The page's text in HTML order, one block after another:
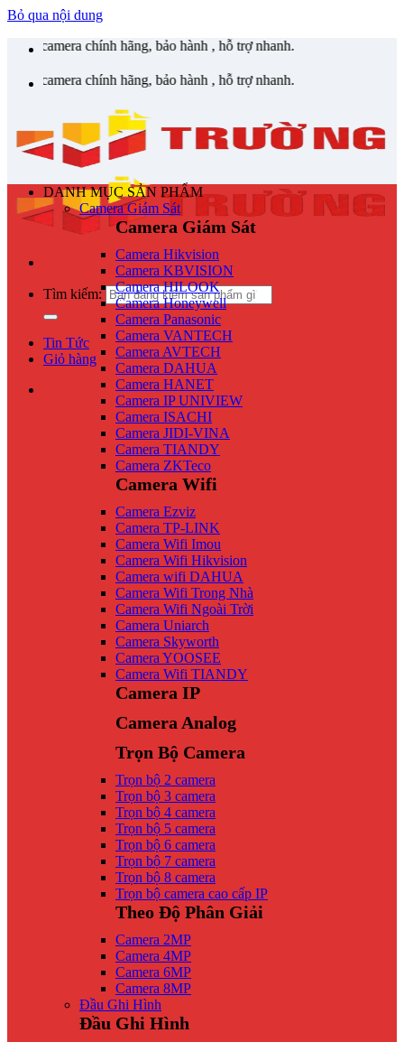
Bỏ qua nội dung
hãng, bảo hành , hỗ trợ nhanh.
hãng, bảo hành , hỗ trợ nhanh.
Tìm kiếm:
Tin Tức
Giỏ hàng
DANH MỤC SẢN PHẨM
Camera Giám Sát
Camera Giám Sát
Camera Hikvision
Camera KBVISION
Camera HILOOK
Camera Honeywell
Camera Panasonic
Camera VANTECH
Camera AVTECH
Camera DAHUA
Camera HANET
Camera IP UNIVIEW
Camera ISACHI
Camera JIDI-VINA
Camera TIANDY
Camera ZKTeco
Camera Wifi
Camera Ezviz
Camera TP-LINK
Camera Wifi Imou
Camera Wifi Hikvision
Camera wifi DAHUA
Camera Wifi Trong Nhà
Camera Wifi Ngoài Trời
Camera Uniarch
Camera Skyworth
Camera YOOSEE
Camera Wifi TIANDY
Camera IP
Camera Analog
Trọn Bộ Camera
Trọn bộ 2 camera
Trọn bộ 3 camera
Trọn bộ 4 camera
Trọn bộ 5 camera
Trọn bộ 6 camera
Trọn bộ 7 camera
Trọn bộ 8 camera
Trọn bộ camera cao cấp IP
Theo Độ Phân Giải
Camera 2MP
Camera 4MP
Camera 6MP
Camera 8MP
Đầu Ghi Hình
Đầu Ghi Hình